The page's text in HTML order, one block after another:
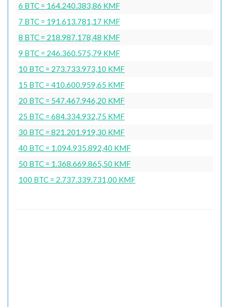
6 BTC = 164.240.383,86 KMF
7 BTC = 191.613.781,17 KMF
8 BTC = 218.987.178,48 KMF
9 BTC = 246.360.575,79 KMF
10 BTC = 273.733.973,10 KMF
15 BTC = 410.600.959,65 KMF
20 BTC = 547.467.946,20 KMF
25 BTC = 684.334.932,75 KMF
30 BTC = 821.201.919,30 KMF
40 BTC = 1.094.935.892,40 KMF
50 BTC = 1.368.669.865,50 KMF
100 BTC = 2.737.339.731,00 KMF